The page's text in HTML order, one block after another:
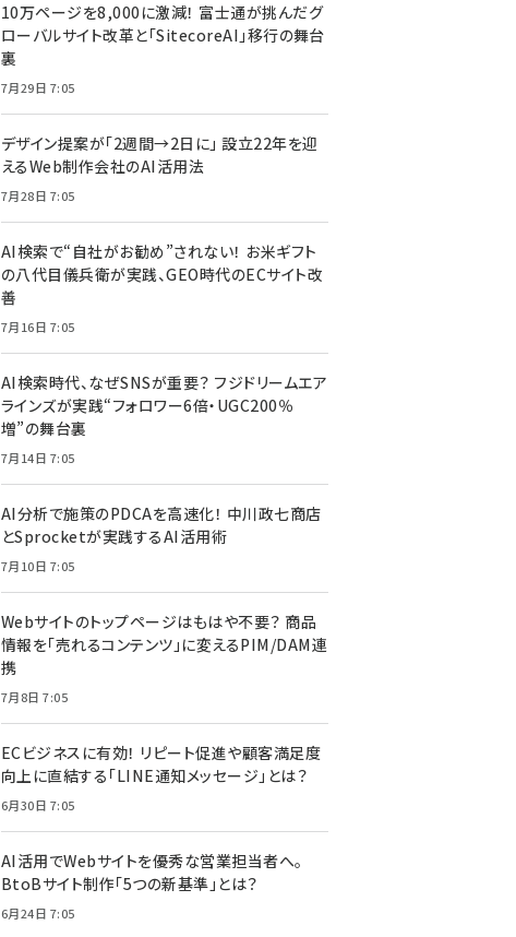
10万ページを8,000に激減！ 富士通が挑んだグ
ローバルサイト改革と「SitecoreAI」移行の舞台
裏
7月29日 7:05
デザイン提案が「2週間→2日に」 設立22年を迎
えるWeb制作会社のAI活用法
7月28日 7:05
AI検索で“自社がお勧め”されない！ お米ギフト
の八代目儀兵衛が実践、GEO時代のECサイト改
善
7月16日 7:05
AI検索時代、なぜSNSが重要？ フジドリームエア
ラインズが実践“フォロワー6倍・UGC200％
増”の舞台裏
7月14日 7:05
AI分析で施策のPDCAを高速化！ 中川政七商店
とSprocketが実践するAI活用術
7月10日 7:05
Webサイトのトップページはもはや不要？ 商品
情報を「売れるコンテンツ」に変えるPIM/DAM連
携
7月8日 7:05
ECビジネスに有効！ リピート促進や顧客満足度
向上に直結する「LINE通知メッセージ」とは？
6月30日 7:05
AI活用でWebサイトを優秀な営業担当者へ。
BtoBサイト制作「5つの新基準」とは？
6月24日 7:05